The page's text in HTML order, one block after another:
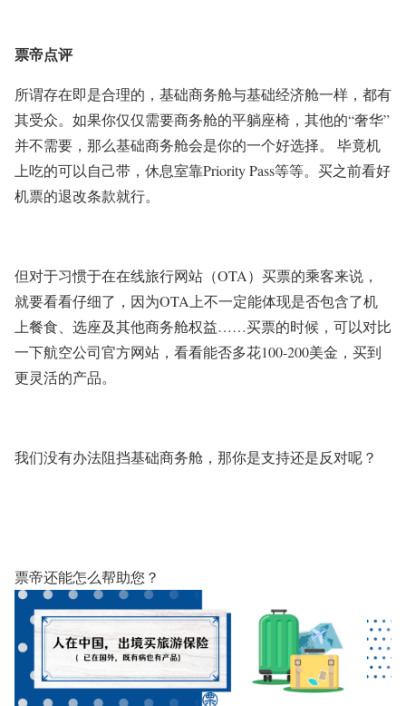
票帝点评
所谓存在即是合理的，基础商务舱与基础经济舱一样，都有
其受众。如果你仅仅需要商务舱的平躺座椅，其他的“奢华”
并不需要，那么基础商务舱会是你的一个好选择。 毕竟机
上吃的可以自己带，休息室靠Priority Pass等等。买之前看好
机票的退改条款就行。
但对于习惯于在在线旅行网站（OTA）买票的乘客来说，
就要看看仔细了，因为OTA上不一定能体现是否包含了机
上餐食、选座及其他商务舱权益……买票的时候，可以对比
一下航空公司官方网站，看看能否多花100-200美金，买到
更灵活的产品。
我们没有办法阻挡基础商务舱，那你是支持还是反对呢？
票帝还能怎么帮助您？